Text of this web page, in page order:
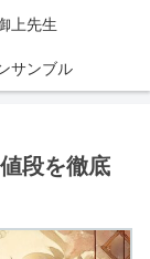
上先生
サンブル
段を徹底